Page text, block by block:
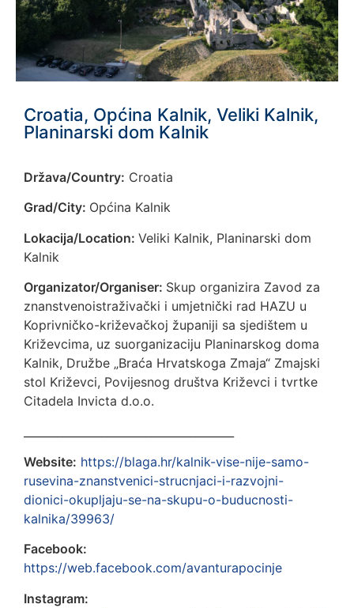
Croatia, Općina Kalnik, Veliki Kalnik,
Planinarski dom Kalnik
Država/Country: Croatia
Grad/City: Općina Kalnik
Lokacija/Location: Veliki Kalnik, Planinarski dom
Kalnik
Organizator/Organiser: Skup organizira Zavod za
znanstvenoistraživački i umjetnički rad HAZU u
Koprivničko-križevačkoj županiji sa sjedištem u
Križevcima, uz suorganizaciju Planinarskog doma
Kalnik, Družbe „Braća Hrvatskoga Zmaja“ Zmajski
stol Križevci, Povijesnog društva Križevci i tvrtke
Citadela Invicta d.o.o.
Website: https://blaga.hr/kalnik-vise-nije-samo-
rusevina-znanstvenici-strucnjaci-i-razvojni-
dionici-okupljaju-se-na-skupu-o-buducnosti-
kalnika/39963/
Facebook:
https://web.facebook.com/avanturapocinje
Instagram: